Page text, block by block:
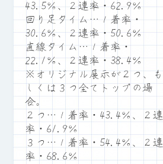
43.5％、２連率・62.9％
回り足タイム…１着率・
30.6％、２連率・50.6％
直線タイム…１着率・
22.1％、２連率・38.4％
※オリジナル展示が２つ、も
しくは３つ全てトップの場
合。
２つ…１着率・43.4％、２連
率・61.9％
３つ…１着率・54.4％、２連
率・68.6％